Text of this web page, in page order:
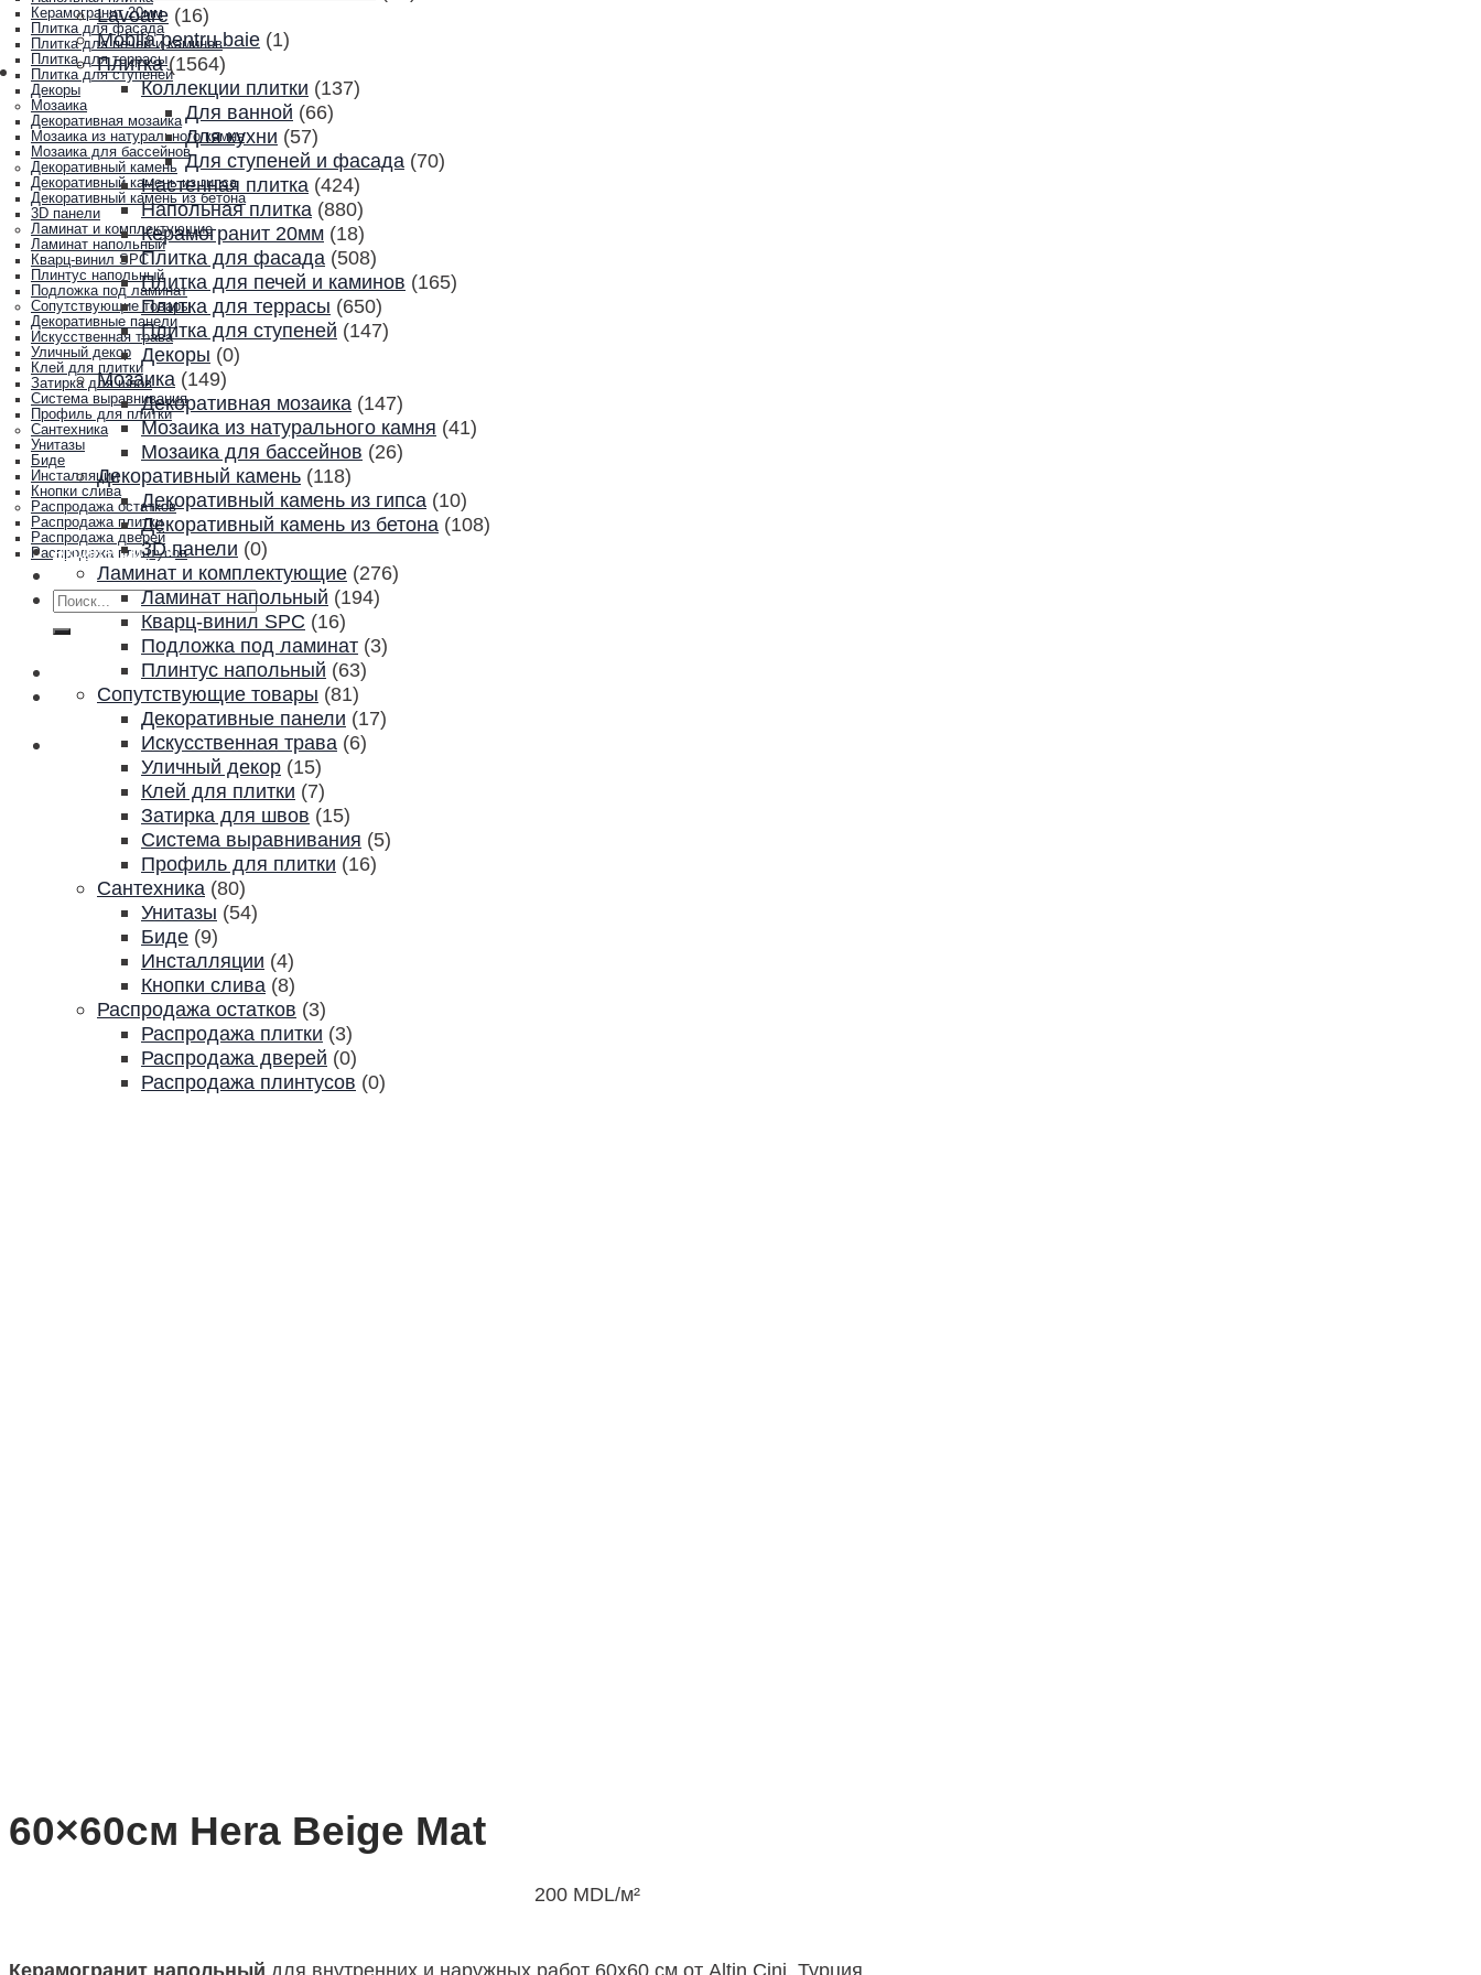
Керамогранит 20мм
Плитка для фасада
Плитка для печей и каминов
Плитка для террасы
Плитка для ступеней
Декоры
Мозаика
Декоративная мозаика
Мозаика из натурального камня
Мозаика для бассейнов
Декоративный камень
Декоративный камень из гипса
Декоративный камень из бетона
3D панели
Ламинат и комплектующие
Ламинат напольный
Кварц-винил SPC
Плинтус напольный
Подложка под ламинат
Сопутствующие товары
Декоративные панели
Искусственная трава
Уличный декор
Клей для плитки
Затирка для швов
Система выравнивания
Профиль для плитки
Сантехника
Унитазы
Биде
Инсталляции
Кнопки слива
Распродажа остатков
Распродажа плитки
Распродажа дверей
Распродажа плинтусов
Акции и скидки
Контакты
Искать:
Lavoare (16)
Mobila pentru baie (1)
Плитка (1564)
Коллекции плитки (137)
Для ванной (66)
Для кухни (57)
Для ступеней и фасада (70)
Настенная плитка (424)
Напольная плитка (880)
Керамогранит 20мм (18)
Плитка для фасада (508)
Плитка для печей и каминов (165)
Плитка для террасы (650)
Плитка для ступеней (147)
Декоры (0)
Мозаика (149)
Декоративная мозаика (147)
Мозаика из натурального камня (41)
Мозаика для бассейнов (26)
Декоративный камень (118)
Декоративный камень из гипса (10)
Декоративный камень из бетона (108)
3D панели (0)
Ламинат и комплектующие (276)
Ламинат напольный (194)
Кварц-винил SPC (16)
Подложка под ламинат (3)
Плинтус напольный (63)
Сопутствующие товары (81)
Декоративные панели (17)
Искусственная трава (6)
Уличный декор (15)
Клей для плитки (7)
Затирка для швов (15)
Система выравнивания (5)
Профиль для плитки (16)
Сантехника (80)
Унитазы (54)
Биде (9)
Инсталляции (4)
Кнопки слива (8)
Распродажа остатков (3)
Распродажа плитки (3)
Распродажа дверей (0)
Распродажа плинтусов (0)
60×60см Hera Beige Mat
200 MDL/м²
Керамогранит напольный для внутренних и наружных работ 60х60 см от Altin Cini, Турция